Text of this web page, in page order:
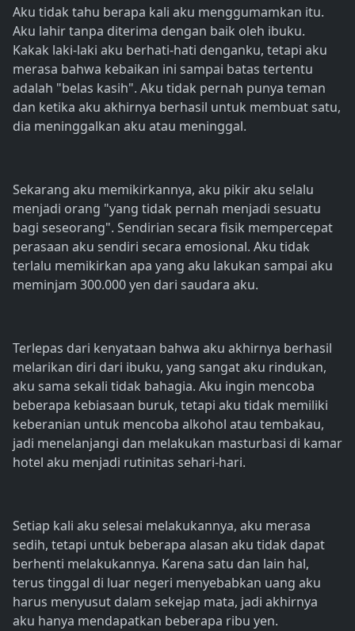
Aku tidak tahu berapa kali aku menggumamkan itu.
Aku lahir tanpa diterima dengan baik oleh ibuku.
Kakak laki-laki aku berhati-hati denganku, tetapi aku
merasa bahwa kebaikan ini sampai batas tertentu
adalah "belas kasih". Aku tidak pernah punya teman
dan ketika aku akhirnya berhasil untuk membuat satu,
dia meninggalkan aku atau meninggal.
Sekarang aku memikirkannya, aku pikir aku selalu
menjadi orang "yang tidak pernah menjadi sesuatu
bagi seseorang". Sendirian secara fisik mempercepat
perasaan aku sendiri secara emosional. Aku tidak
terlalu memikirkan apa yang aku lakukan sampai aku
meminjam 300.000 yen dari saudara aku.
Terlepas dari kenyataan bahwa aku akhirnya berhasil
melarikan diri dari ibuku, yang sangat aku rindukan,
aku sama sekali tidak bahagia. Aku ingin mencoba
beberapa kebiasaan buruk, tetapi aku tidak memiliki
keberanian untuk mencoba alkohol atau tembakau,
jadi menelanjangi dan melakukan masturbasi di kamar
hotel aku menjadi rutinitas sehari-hari.
Setiap kali aku selesai melakukannya, aku merasa
sedih, tetapi untuk beberapa alasan aku tidak dapat
berhenti melakukannya. Karena satu dan lain hal,
terus tinggal di luar negeri menyebabkan uang aku
harus menyusut dalam sekejap mata, jadi akhirnya
aku hanya mendapatkan beberapa ribu yen.